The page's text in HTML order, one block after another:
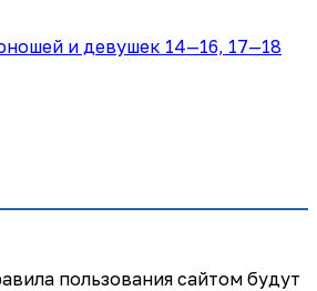
пользования сайтом будут